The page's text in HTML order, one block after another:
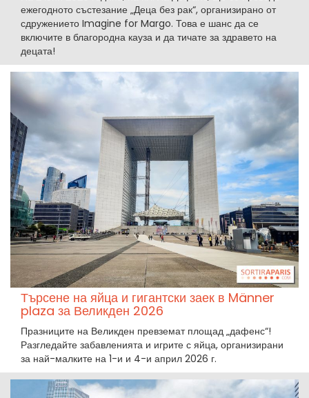
ежегодното състезание „Деца без рак“, организирано от
сдружението Imagine for Margo. Това е шанс да се
включите в благородна кауза и да тичате за здравето на
децата!
Търсене на яйца и гигантски заек в Männer
plaza за Великден 2026
Празниците на Великден превземат площад „дафенс“!
Разгледайте забавленията и игрите с яйца, организирани
за най-малките на 1-и и 4-и април 2026 г.